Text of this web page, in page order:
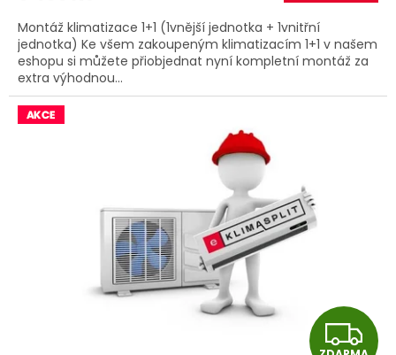
A
Montáž klimatizace 1+1 (1vnější jednotka + 1vnitřní
jednotka) Ke všem zakoupeným klimatizacím 1+1 v našem
eshopu si můžete přiobjednat nyní kompletní montáž za
extra výhodnou...
Z